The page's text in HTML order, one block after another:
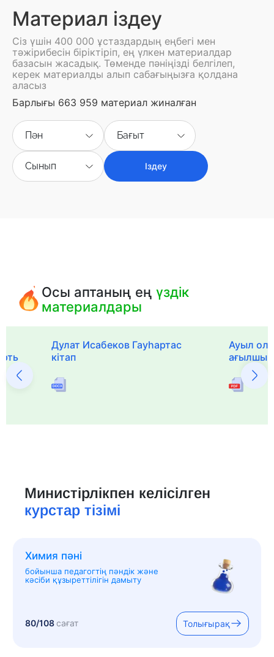
Материал іздеу
Сіз үшін 400 000 ұстаздардың еңбегі мен
тәжірибесін біріктіріп, ең үлкен материалдар
базасын жасадық. Төменде пәніңізді белгілеп,
керек материалды алып сабағыңызға қолдана
аласыз
Барлығы 663 959 материал жиналған
Пән Бағыт
Сынып Іздеу
Осы аптаның еңүздік
материалдары
Дулат Исабеков Гауһартас
кітап
Ауыл
ағылшын
Министірлікпен келісілген
курстар тізімі
Химия пәні
бойынша педагогтің пәндік және
кәсіби құзыреттілігін дамыту
80/108сағат Толығырақ